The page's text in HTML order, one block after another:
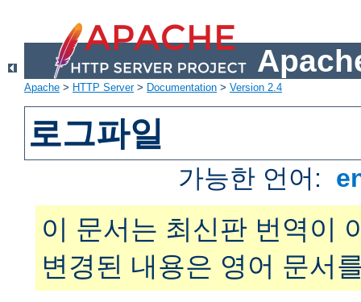
Apache > HTTP Server> Documentation > Version 2.4
로그파일
가능한 언어:
이 문서는 최신판 번역이
변경된 내용은 영어 문서